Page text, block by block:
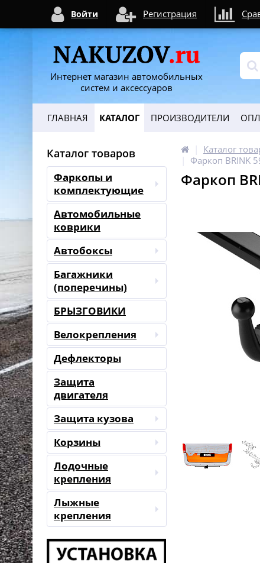
Интернет магазин автомобильных
систем и аксессуаров
ГЛАВНАЯ КАТАЛОГ ПРОИЗВОДИТЕЛИ
Каталог товаров
Фаркопы и
комплектующие
Автомобильные
коврики
Автобоксы
Багажники
(поперечины)
БРЫЗГОВИКИ
Велокрепления
Дефлекторы
Защита
двигателя
Защита кузова
Корзины
Лодочные
крепления
Лыжные
крепления
Каталог
Фаркоп BRINK
Фаркоп
Войти Регистрация